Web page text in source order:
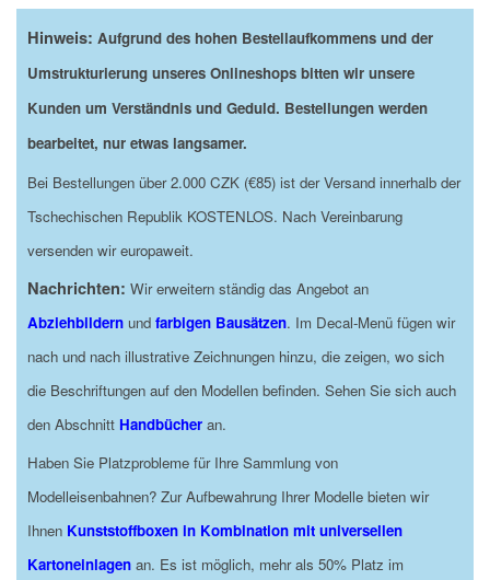
Hinweis: Aufgrund des hohen Bestellaufkommens und der
Umstrukturierung unseres Onlineshops bitten wir unsere
Kunden um Verständnis und Geduld. Bestellungen werden
bearbeitet, nur etwas langsamer.
Bei Bestellungen über 2.000 CZK (€85) ist der Versand innerhalb der
Tschechischen Republik KOSTENLOS. Nach Vereinbarung
versenden wir europaweit.
Nachrichten: Wir erweitern ständig das Angebot an
Abziehbildern und farbigen Bausätzen. Im Decal-Menü fügen wir
nach und nach illustrative Zeichnungen hinzu, die zeigen, wo sich
die Beschriftungen auf den Modellen befinden. Sehen Sie sich auch
den Abschnitt Handbücher an.
Haben Sie Platzprobleme für Ihre Sammlung von
Modelleisenbahnen? Zur Aufbewahrung Ihrer Modelle bieten wir
Ihnen Kunststoffboxen in Kombination mit universellen
Kartoneinlagen an. Es ist möglich, mehr als 50% Platz im